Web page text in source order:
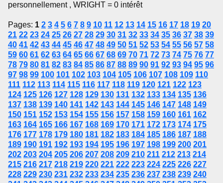
personnellement , WRIGHT = 0 intérêt
Pages: 1 2 3 4 5 6 7 8 9 10 11 12 13 14 15 16 17 18 19 20
21 22 23 24 25 26 27 28 29 30 31 32 33 34 35 36 37 38 39
40 41 42 43 44 45 46 47 48 49 50 51 52 53 54 55 56 57 58
59 60 61 62 63 64 65 66 67 68 69 70 71 72 73 74 75 76 77
78 79 80 81 82 83 84 85 86 87 88 89 90 91 92 93 94 95 96
97 98 99 100 101 102 103 104 105 106 107 108 109 110
111 112 113 114 115 116 117 118 119 120 121 122 123
124 125 126 127 128 129 130 131 132 133 134 135 136
137 138 139 140 141 142 143 144 145 146 147 148 149
150 151 152 153 154 155 156 157 158 159 160 161 162
163 164 165 166 167 168 169 170 171 172 173 174 175
176 177 178 179 180 181 182 183 184 185 186 187 188
189 190 191 192 193 194 195 196 197 198 199 200 201
202 203 204 205 206 207 208 209 210 211 212 213 214
215 216 217 218 219 220 221 222 223 224 225 226 227
228 229 230 231 232 233 234 235 236 237 238 239 240